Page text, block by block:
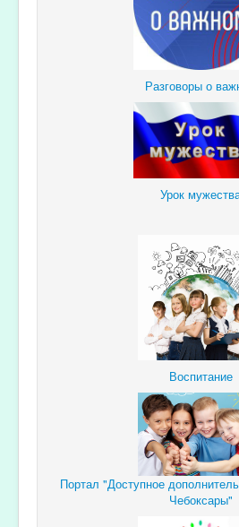
Разговоры о
Урок
Воспитание
Портал "Доступное
Чебоксары"